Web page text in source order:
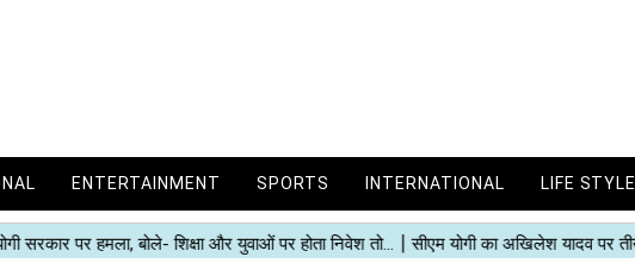
ENTERTAINMENT SPORTS INTERNATIONAL LIFE STYLE